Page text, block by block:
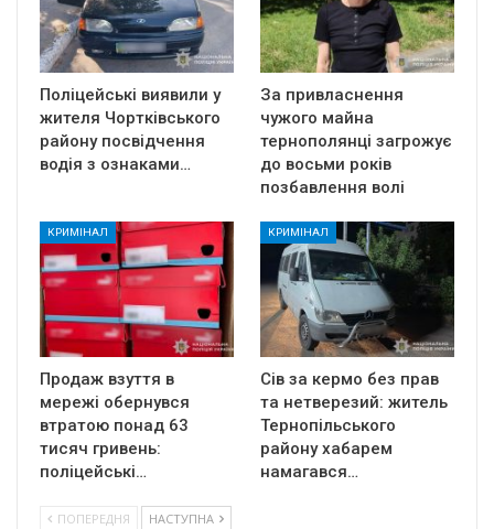
Поліцейські виявили у
жителя Чортківського
району посвідчення
водія з ознаками…
За привласнення
чужого майна
тернополянці загрожує
до восьми років
позбавлення волі
КРИМІНАЛ
Продаж взуття в
мережі обернувся
втратою понад 63
тисяч гривень:
поліцейські…
КРИМІНАЛ
Сів за кермо без прав
та нетверезий: житель
Тернопільського
району хабарем
намагався…
ПОПЕРЕДНЯ НАСТУПНА